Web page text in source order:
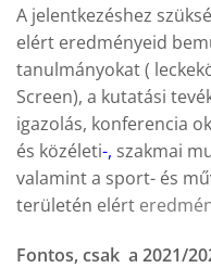
A jelentkezéshez
elért eredményeid
tanulmányokat(
Screen), a kutatási
igazolás, konferencia
és közéleti-, szakmai
valamint a sport- és
területén elért
Fontos, csak a 2021/